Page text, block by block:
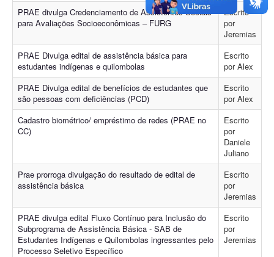
PRAE divulga Credenciamento de Assistentes Sociais
para Avaliações Socioeconômicas – FURG
Escrito
por
Jeremias
PRAE Divulga edital de assistência básica para
estudantes indígenas e quilombolas
Escrito
por Alex
PRAE Divulga edital de benefícios de estudantes que
são pessoas com deficiências (PCD)
Escrito
por Alex
Cadastro biométrico/ empréstimo de redes (PRAE no
CC)
Escrito
por
Daniele
Juliano
Prae prorroga divulgação do resultado de edital de
assistência básica
Escrito
por
Jeremias
PRAE divulga edital Fluxo Contínuo para Inclusão do
Subprograma de Assistência Básica - SAB de
Estudantes Indígenas e Quilombolas ingressantes pelo
Processo Seletivo Específico
Escrito
por
Jeremias